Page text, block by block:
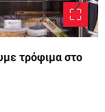
τρόφιμα στο